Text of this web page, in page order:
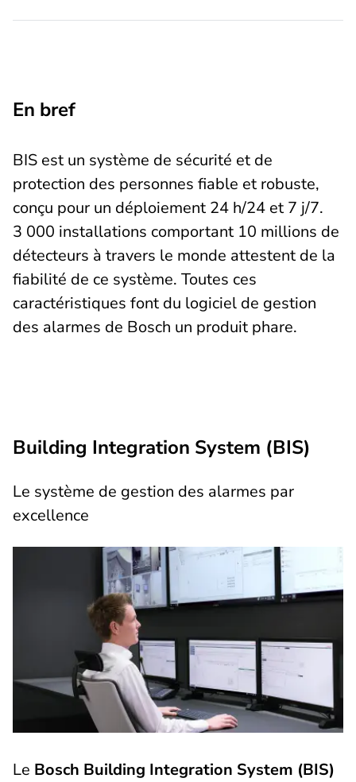
En bref
BIS est un système de sécurité et de
protection des personnes fiable et robuste,
conçu pour un déploiement 24 h/24 et 7 j/7.
3 000 installations comportant 10 millions de
détecteurs à travers le monde attestent de la
fiabilité de ce système. Toutes ces
caractéristiques font du logiciel de gestion
des alarmes de Bosch un produit phare.
Building Integration System (BIS)
Le système de gestion des alarmes par
excellence
Le Bosch Building Integration System (BIS)